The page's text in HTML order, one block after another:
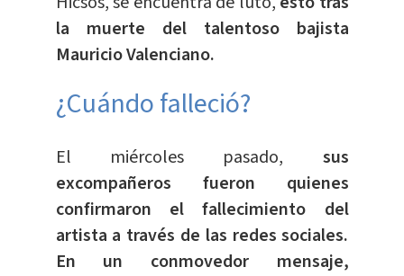
la muerte del talentoso bajista
Mauricio Valenciano.
¿Cuándo falleció?
El miércoles pasado, sus
excompañeros fueron quienes
confirmaron el fallecimiento del
artista a través de las redes sociales.
En un conmovedor mensaje,